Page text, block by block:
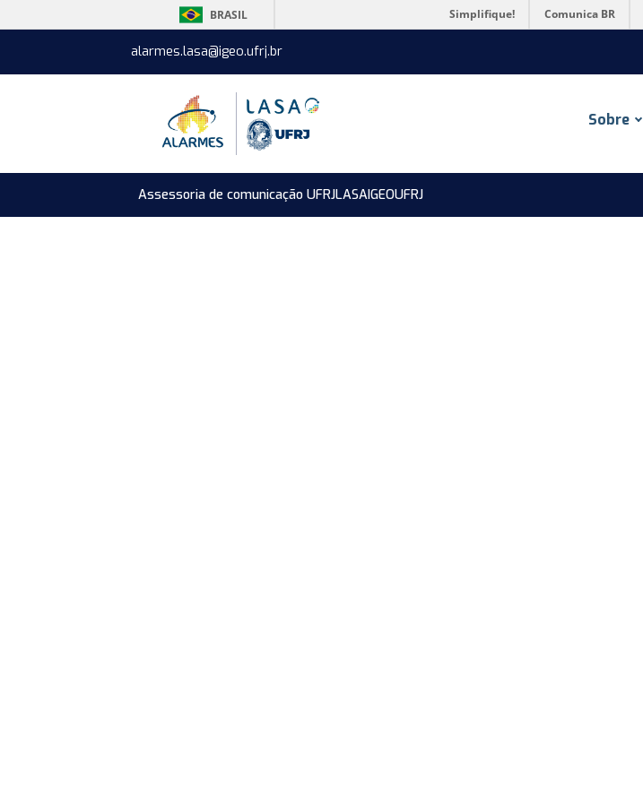
BRASIL Simplifique! Comunica BR
alarmes.lasa@igeo.ufrj.br
Sobre
Assessoria de comunicação UFRJLASAIGEOUFRJ